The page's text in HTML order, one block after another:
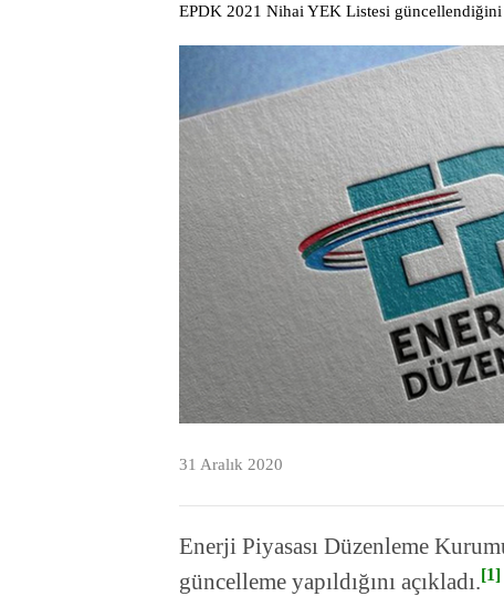
EPDK 2021 Nihai YEK Listesi
31 Aralık 2020
Enerji Piyasası Düzenleme
güncelleme yapıldığını açıkladı.[1]